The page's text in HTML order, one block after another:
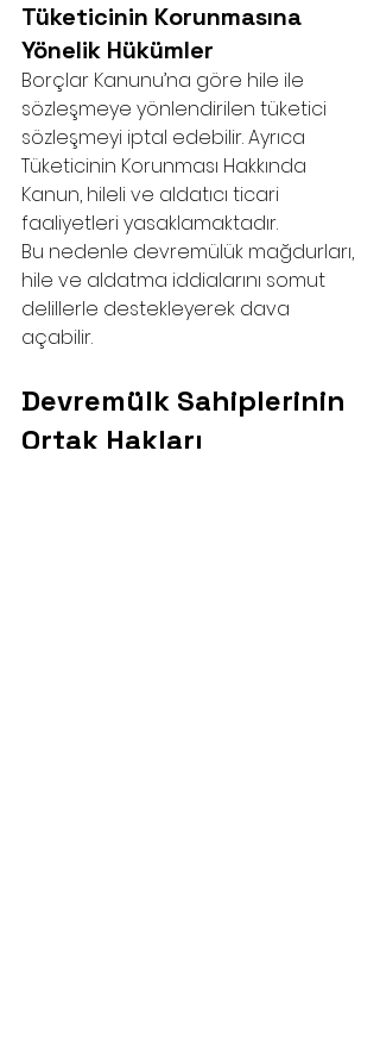
Tüketicinin Korunmasına
Yönelik Hükümler
Borçlar Kanunu’na göre hile ile
sözleşmeye yönlendirilen tüketici
sözleşmeyi iptal edebilir. Ayrıca
Tüketicinin Korunması Hakkında
Kanun, hileli ve aldatıcı ticari
faaliyetleri yasaklamaktadır.
Bu nedenle devremülük mağdurları,
hile ve aldatma iddialarını somut
delillerle destekleyerek dava
açabilir.
Devremülk Sahiplerinin
Ortak Hakları